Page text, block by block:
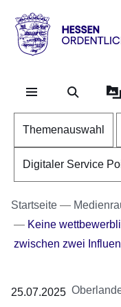
Hessen
Ordentliche
Gerichtsbarkeit
Themenauswahl
Digitaler Service
Startseite
Keine
zwischen zwei
25.07.2025